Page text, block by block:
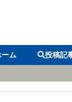
ム 投稿記